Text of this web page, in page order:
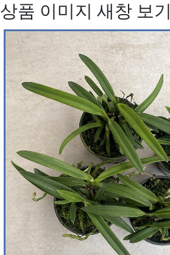
상품 이미지 새창 보기